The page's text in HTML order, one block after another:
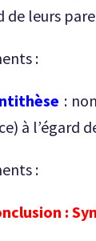
de leurs
:
:
à l’égard
:
: